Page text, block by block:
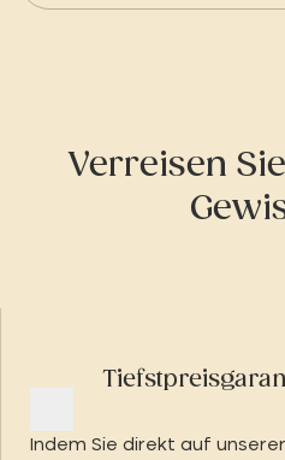
Verreisen
Indem Sie direkt auf